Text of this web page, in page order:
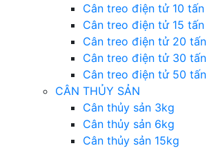
Cân treo điện tử 10 tấn
Cân treo điện tử 15 tấn
Cân treo điện tử 20 tấn
Cân treo điện tử 30 tấn
Cân treo điện tử 50 tấn
CÂN THỦY SẢN
Cân thủy sản 3kg
Cân thủy sản 6kg
Cân thủy sản 15kg